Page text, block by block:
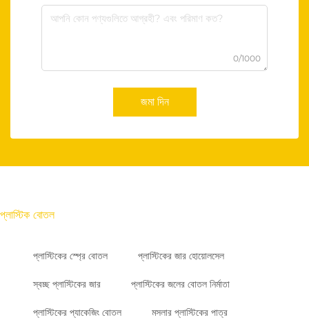
0/1000
জমা দিন
প্লাস্টিক বোতল
প্লাস্টিকের স্প্রে বোতল প্লাস্টিকের জার হোয়োলসেল
স্বচ্ছ প্লাস্টিকের জার প্লাস্টিকের জলের বোতল নির্মাতা
প্লাস্টিকের প্যাকেজিং বোতল মসলার প্লাস্টিকের পাত্র